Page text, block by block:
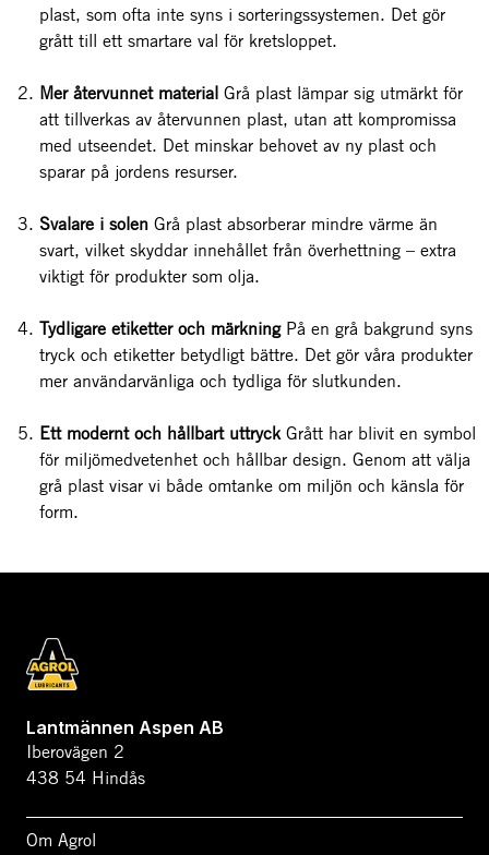
plast, som ofta inte syns i sorteringssystemen. Det gör
grått till ett smartare val för kretsloppet.
Mer återvunnet material Grå plast lämpar sig utmärkt för
att tillverkas av återvunnen plast, utan att kompromissa
med utseendet. Det minskar behovet av ny plast och
sparar på jordens resurser.
Svalare i solen Grå plast absorberar mindre värme än
svart, vilket skyddar innehållet från överhettning – extra
viktigt för produkter som olja.
Tydligare etiketter och märkningPå en grå bakgrund syns
tryck och etiketter betydligt bättre. Det gör våra produkter
mer användarvänliga och tydliga för slutkunden.
Ett modernt och hållbart uttryck Grått har blivit en symbol
för miljömedvetenhet och hållbar design. Genom att välja
grå plast visar vi både omtanke om miljön och känsla för
form.
Lantmännen Aspen AB
Iberovägen 2
438 54 Hindås
Om Agrol